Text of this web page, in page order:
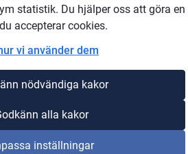
statistik. Du hjälper oss att göra en
accepterar cookies.
vi använder dem
nödvändiga kakor
alla kakor
inställningar